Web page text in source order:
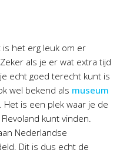
is het erg leuk om er
als je er wat extra tijd
echt goed terecht kunt is
wel bekend als museum
is een plek waar je de
kunt vinden.
Nederlandse
Dit is dus echt de